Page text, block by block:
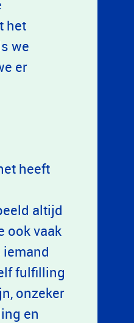
het
we
er
heeft
altijd
ook vaak
fulfilling
onzeker
en